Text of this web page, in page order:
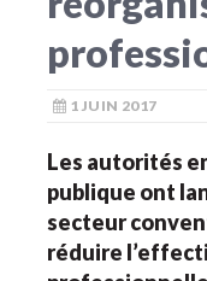
1 JUIN 2017
Les autorités
publique ont
secteur
réduire